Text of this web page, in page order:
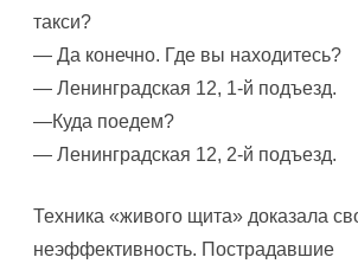
такси?
— Да конечно. Где вы находитесь?
— Ленинградская 12, 1-й подъезд.
—Куда поедем?
— Ленинградская 12, 2-й подъезд.
Техника «живого щита» доказала
неэффективность. Пострадавшие